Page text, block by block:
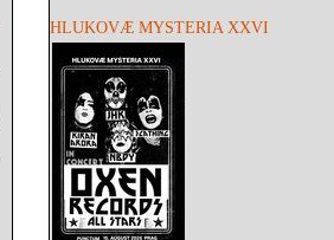
HLUKOVÆ MYSTERIA XXVI